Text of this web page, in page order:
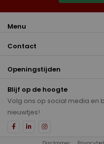
Menu
Contact
Openingstijden
Blijf op de hoogte
Volg ons op social media en
nieuwtjes!